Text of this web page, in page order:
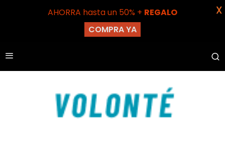
AHORRA hasta un 50% + REGALO
COMPRA YA
X